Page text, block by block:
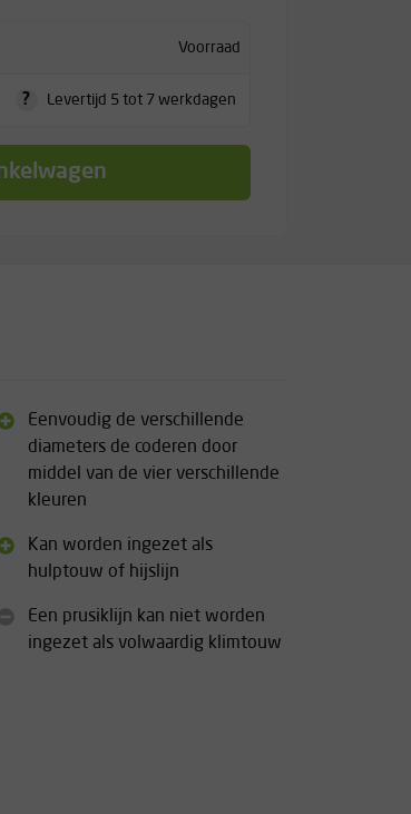
Voorraad
? Levertijd 5 tot 7 werkdagen
Eenvoudig de verschillende
diameters de coderen door
middel van de vier verschillende
kleuren
Kan worden ingezet als
hulptouw of hijslijn
Een prusiklijn kan niet worden
ingezet als volwaardig klimtouw